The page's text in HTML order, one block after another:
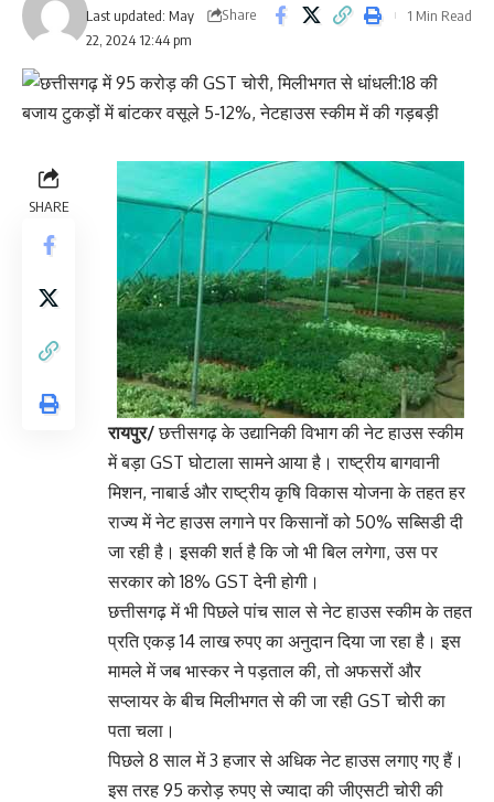
Last updated: May
22, 2024 12:44 pm
Share 1 Min Read
SHARE
रायपुर/छत्तीसगढ़ के उद्यानिकी विभाग की नेट हाउस स्कीम
में बड़ा GST घोटाला सामने आया है। राष्ट्रीय बागवानी
मिशन, नाबार्ड और राष्ट्रीय कृषि विकास योजना के तहत हर
राज्य में नेट हाउस लगाने पर किसानों को 50% सब्सिडी दी
जा रही है। इसकी शर्त है कि जो भी बिल लगेगा, उस पर
सरकार को 18% GST देनी होगी।
छत्तीसगढ़ में भी पिछले पांच साल से नेट हाउस स्कीम के तहत
प्रति एकड़ 14 लाख रुपए का अनुदान दिया जा रहा है। इस
मामले में जब भास्कर ने पड़ताल की, तो अफसरों और
सप्लायर के बीच मिलीभगत से की जा रही GST चोरी का
पता चला।
पिछले 8 साल में 3 हजार से अधिक नेट हाउस लगाए गए हैं।
इस तरह 95 करोड़ रुपए से ज्यादा की जीएसटी चोरी की